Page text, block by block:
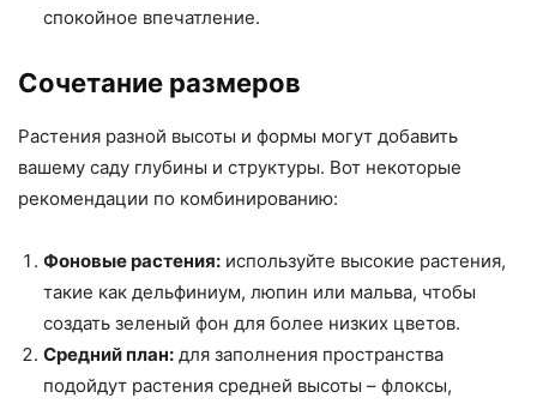
спокойное впечатление.
Сочетание размеров
Растения разной высоты и формы могут добавить
вашему саду глубины и структуры. Вот некоторые
рекомендации по комбинированию:
Фоновые растения: используйте высокие растения,
такие как дельфиниум, люпин или мальва, чтобы
создать зеленый фон для более низких цветов.
Средний план: для заполнения пространства
подойдут растения средней высоты – флоксы,